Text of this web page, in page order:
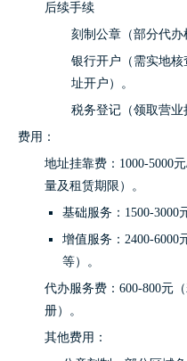
后续手续
刻制公章（部分代办
银行开户（需实地
址开户）。
税务登记（领取营业
费用：
地址挂靠费：1000-5000
量及租赁期限）。
基础服务：1500-3000
增值服务：2400-6000
等）。
代办服务费：600-800元
册）。
其他费用：